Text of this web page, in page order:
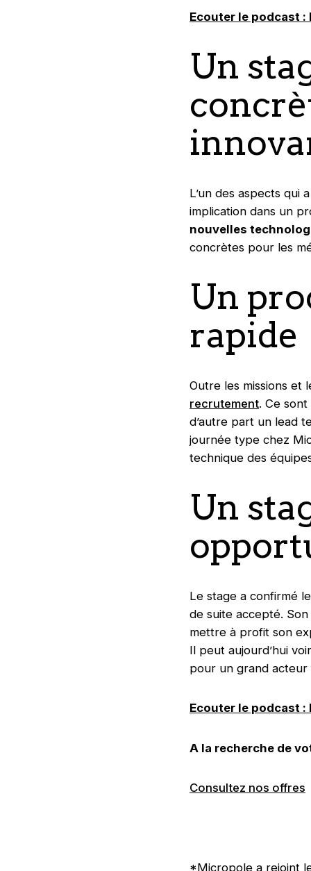
Ecouter le podcast :
Un
L’un des aspects qui
implication dans un
nouvelles
concrètes pour les
Un
rapide
Outre les missions et
recrutement. Ce
d’autre part un lead
journée type chez
technique des
Un
Le stage a confirmé
de suite accepté.
mettre à profit son
Il peut aujourd’hui
pour un grand acteur
Ecouter le podcast :
A la recherche de
Consultez nos offres
*Micropole a rejoint